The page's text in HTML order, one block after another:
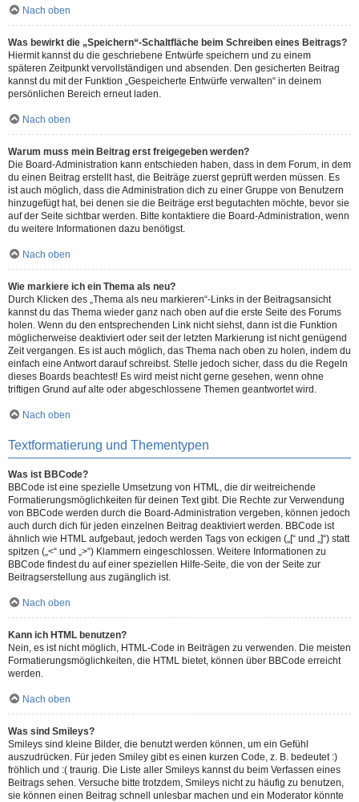
Nach oben
Was bewirkt die „Speichern“-Schaltfläche beim Schreiben eines Beitrags?
Hiermit kannst du die geschriebene Entwürfe speichern und zu einem
späteren Zeitpunkt vervollständigen und absenden. Den gesicherten Beitrag
kannst du mit der Funktion „Gespeicherte Entwürfe verwalten“ in deinem
persönlichen Bereich erneut laden.
Nach oben
Warum muss mein Beitrag erst freigegeben werden?
Die Board-Administration kann entschieden haben, dass in dem Forum, in dem
du einen Beitrag erstellt hast, die Beiträge zuerst geprüft werden müssen. Es
ist auch möglich, dass die Administration dich zu einer Gruppe von Benutzern
hinzugefügt hat, bei denen sie die Beiträge erst begutachten möchte, bevor sie
auf der Seite sichtbar werden. Bitte kontaktiere die Board-Administration, wenn
du weitere Informationen dazu benötigst.
Nach oben
Wie markiere ich ein Thema als neu?
Durch Klicken des „Thema als neu markieren“-Links in der Beitragsansicht
kannst du das Thema wieder ganz nach oben auf die erste Seite des Forums
holen. Wenn du den entsprechenden Link nicht siehst, dann ist die Funktion
möglicherweise deaktiviert oder seit der letzten Markierung ist nicht genügend
Zeit vergangen. Es ist auch möglich, das Thema nach oben zu holen, indem du
einfach eine Antwort darauf schreibst. Stelle jedoch sicher, dass du die Regeln
dieses Boards beachtest! Es wird meist nicht gerne gesehen, wenn ohne
triftigen Grund auf alte oder abgeschlossene Themen geantwortet wird.
Nach oben
Textformatierung und Thementypen
Was ist BBCode?
BBCode ist eine spezielle Umsetzung von HTML, die dir weitreichende
Formatierungsmöglichkeiten für deinen Text gibt. Die Rechte zur Verwendung
von BBCode werden durch die Board-Administration vergeben, können jedoch
auch durch dich für jeden einzelnen Beitrag deaktiviert werden. BBCode ist
ähnlich wie HTML aufgebaut, jedoch werden Tags von eckigen („[“ und „]“) statt
spitzen („<“ und „>“) Klammern eingeschlossen. Weitere Informationen zu
BBCode findest du auf einer speziellen Hilfe-Seite, die von der Seite zur
Beitragserstellung aus zugänglich ist.
Nach oben
Kann ich HTML benutzen?
Nein, es ist nicht möglich, HTML-Code in Beiträgen zu verwenden. Die meisten
Formatierungsmöglichkeiten, die HTML bietet, können über BBCode erreicht
werden.
Nach oben
Was sind Smileys?
Smileys sind kleine Bilder, die benutzt werden können, um ein Gefühl
auszudrücken. Für jeden Smiley gibt es einen kurzen Code, z. B. bedeutet :)
fröhlich und :( traurig. Die Liste aller Smileys kannst du beim Verfassen eines
Beitrags sehen. Versuche bitte trotzdem, Smileys nicht zu häufig zu benutzen,
sie können einen Beitrag schnell unlesbar machen und ein Moderator könnte